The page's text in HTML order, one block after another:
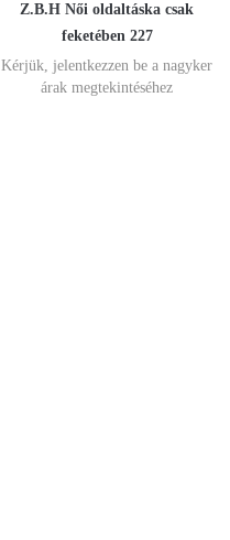
Z.B.H Női oldaltáska csak
feketében 227
Kérjük, jelentkezzen be a nagyker
árak megtekintéséhez